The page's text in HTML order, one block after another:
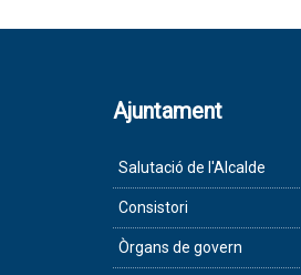
Ajuntament
Salutació de l'Alcalde
Consistori
Òrgans de govern